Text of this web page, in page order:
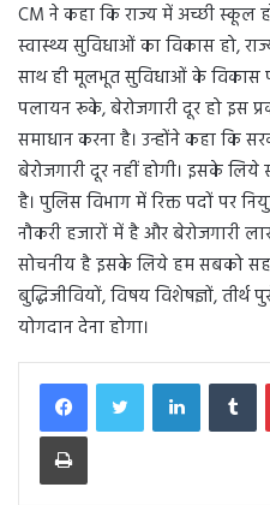
CM ने कहा कि राज्य में अच्छी स्कूल
स्वास्थ्य सुविधाओं का विकास हो,
साथ ही मूलभूत सुविधाओं के विकास
पलायन रूके, बेरोजगारी दूर हो इस
समाधान करना है। उन्होंने कहा कि
बेरोजगारी दूर नहीं होगी। इसके
है। पुलिस विभाग में रिक्त पदों पर
नौकरी हजारों में है और बेरोजगारी
सोचनीय है इसके लिये हम सबको
बुद्धिजीवियों, विषय विशेषज्ञों, तीर्थ
योगदान देना होगा।
LinkedIn
Print